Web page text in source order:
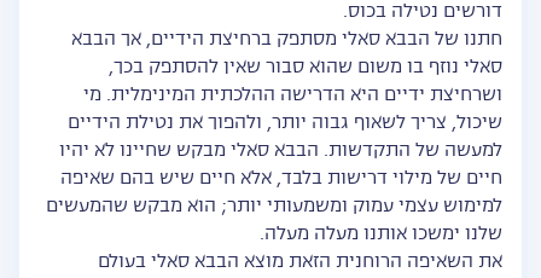
דורשים נטילה בכוס.
חתנו של הבבא סאלי מסתפק ברחיצת הידיים, אך הבבא
סאלי נוזף בו משום שהוא סבור שאין להסתפק בכך,
ושרחיצת ידיים היא הדרישה ההלכתית המינימלית. מי
שיכול, צריך לשאוף גבוה יותר, ולהפוך את נטילת הידיים
למעשה של התקדשות. הבבא סאלי מבקש שחיינו לא יהיו
חיים של מילוי דרישות בלבד, אלא חיים שיש בהם שאיפה
למימוש עצמי עמוק ומשמעותי יותר; הוא מבקש שהמעשים
שלנו ימשכו אותנו מעלה מעלה.
את השאיפה הרוחנית הזאת מוצא הבבא סאלי בעולם